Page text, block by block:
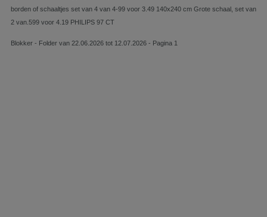
borden of schaaltjes set van 4 van 4-99 voor 3.49 140x240 cm Grote schaal, set van
2 van.599 voor 4.19 PHILIPS 97 CT
Blokker - Folder van 22.06.2026 tot 12.07.2026 - Pagina 1